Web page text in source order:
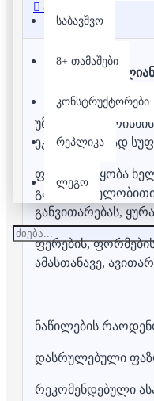
საბავშვო
8+ თამაშები
კონსტრუქტორები
რეპლიკა
ლეგო
აღწერა
1000
უმაღლესი
ეკოლოგიურად
ფაზლის აწყობა
განვითარებას,
ფერების,
ამასთანავე,
ნაწილების
დასრულებული
რეკომენდებული